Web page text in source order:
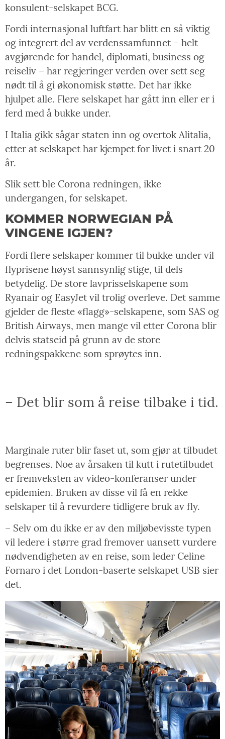
konsulent-selskapet BCG.
Fordi internasjonal luftfart har blitt en så viktig
og integrert del av verdenssamfunnet – helt
avgjørende for handel, diplomati, business og
reiseliv – har regjeringer verden over sett seg
nødt til å gi økonomisk støtte. Det har ikke
hjulpet alle. Flere selskapet har gått inn eller er i
ferd med å bukke under.
I Italia gikk sågar staten inn og overtok Alitalia,
etter at selskapet har kjempet for livet i snart 20
år.
Slik sett ble Corona redningen, ikke
undergangen, for selskapet.
KOMMER NORWEGIAN PÅ
VINGENE IGJEN?
Fordi flere selskaper kommer til bukke under vil
flyprisene høyst sannsynlig stige, til dels
betydelig. De store lavprisselskapene som
Ryanair og EasyJet vil trolig overleve. Det samme
gjelder de fleste «flagg»-selskapene, som SAS og
British Airways, men mange vil etter Corona blir
delvis statseid på grunn av de store
redningspakkene som sprøytes inn.
– Det blir som å reise tilbake i tid.
Marginale ruter blir faset ut, som gjør at tilbudet
begrenses. Noe av årsaken til kutt i rutetilbudet
er fremveksten av video-konferanser under
epidemien. Bruken av disse vil få en rekke
selskaper til å revurdere tidligere bruk av fly.
– Selv om du ikke er av den miljøbevisste typen
vil ledere i større grad fremover uansett vurdere
nødvendigheten av en reise, som leder Celine
Fornaro i det London-baserte selskapet USB sier
det.